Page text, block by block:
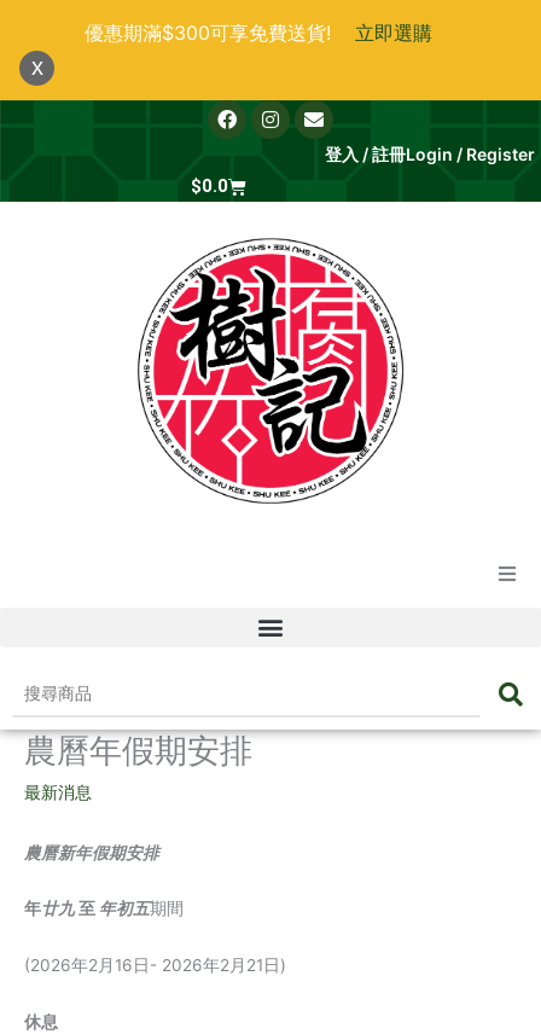
優惠期滿$300可享免費送貨! 立即選購
x
要
F
a
c
b
o
k
I
n
s
g
a
m
E
n
v
o
e
登入 / 註冊Login / Register
$0.0Cart
搜
尋
農曆年假期安排
最新消息
農曆新年假期安排
年廿九至 年初五期間
(2026年2月16日- 2026年2月21日)
休息